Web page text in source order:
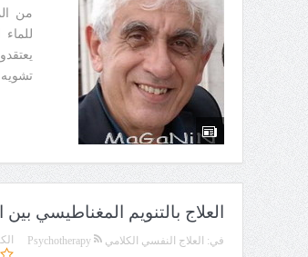
من
العلاج بالتنويم المغناطيسي بين
في: العلاج النفسي الكلامي Psychotherapy